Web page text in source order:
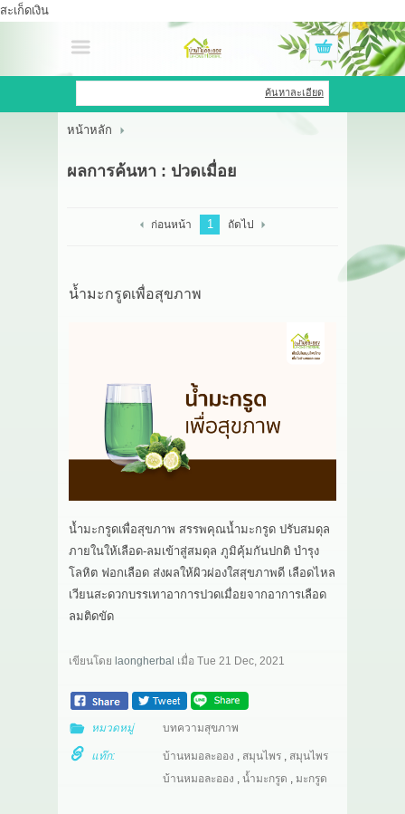
สะเก็ดเงิน
เข้าสู่ระบบ สมัครสมาชิก
สินค้าที่สนใจ
หน้าหลัก
HERBBRIGHT WELLNESS
ค้นหาละเอียด
หน้าหลัก
ผลการค้นหา : ปวดเมื่อย
ก่อนหน้า 1 ถัดไป
น้ำมะกรูดเพื่อสุขภาพ
น้ำมะกรูดเพื่อสุขภาพ สรรพคุณน้ำมะกรูด ปรับสมดุล
ภายในให้เลือด-ลมเข้าสู่สมดุล ภูมิคุ้มกันปกติ บำรุง
โลหิต ฟอกเลือด ส่งผลให้ผิวผ่องใสสุขภาพดี เลือดไหล
เวียนสะดวกบรรเทาอาการปวดเมื่อยจากอาการเลือด
ลมติดขัด
เขียนโดย laongherbal เมื่อ Tue 21 Dec, 2021
หมวดหมู่ บทความสุขภาพ
แท๊ก: บ้านหมอละออง , สมุนไพร, สมุนไพร
บ้านหมอละออง , น้ำมะกรูด , มะกรูด